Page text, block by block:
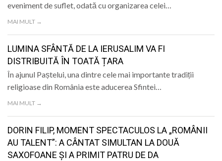
eveniment de suflet, odată cu organizarea celei…
MAI MULT →
LUMINA SFÂNTĂ DE LA IERUSALIM VA FI
DISTRIBUITĂ ÎN TOATĂ ȚARA
În ajunul Paștelui, una dintre cele mai importante tradiții
religioase din România este aducerea Sfintei…
MAI MULT →
DORIN FILIP, MOMENT SPECTACULOS LA „ROMÂNII
AU TALENT”: A CÂNTAT SIMULTAN LA DOUĂ
SAXOFOANE ȘI A PRIMIT PATRU DE DA